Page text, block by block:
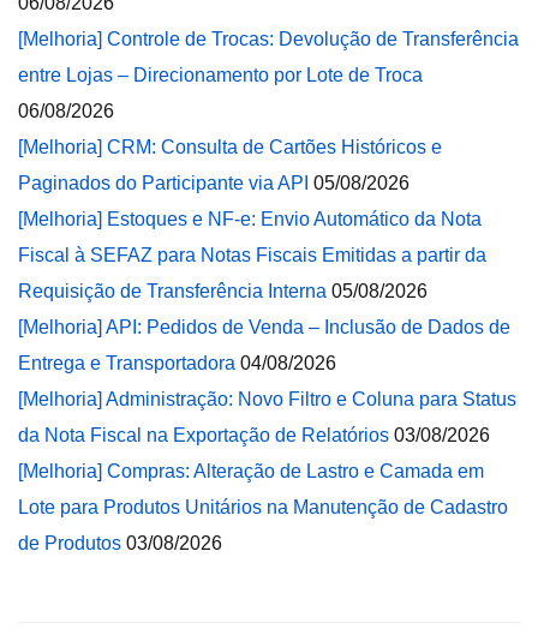
[Melhoria] Controle de Trocas: Devolução de Transferência
entre Lojas – Direcionamento por Lote de Troca
06/08/2026
[Melhoria] CRM: Consulta de Cartões Históricos e
Paginados do Participante via API 05/08/2026
[Melhoria] Estoques e NF-e: Envio Automático da Nota
Fiscal à SEFAZ para Notas Fiscais Emitidas a partir da
Requisição de Transferência Interna 05/08/2026
[Melhoria] API: Pedidos de Venda – Inclusão de Dados de
Entrega e Transportadora 04/08/2026
[Melhoria] Administração: Novo Filtro e Coluna para Status
da Nota Fiscal na Exportação de Relatórios 03/08/2026
[Melhoria] Compras: Alteração de Lastro e Camada em
Lote para Produtos Unitários na Manutenção de Cadastro
de Produtos 03/08/2026